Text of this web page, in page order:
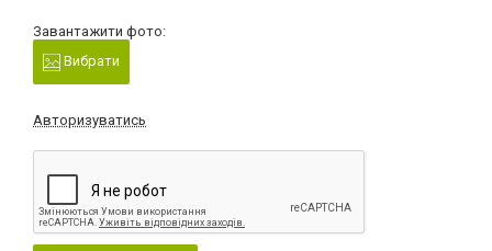
Завантажити фото:
Вибрати
Авторизуватись